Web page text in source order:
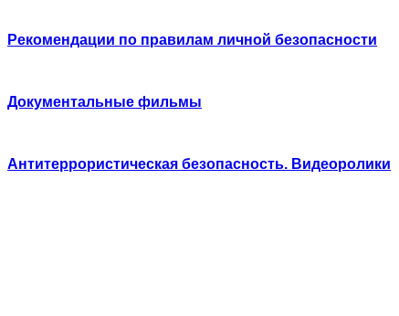
Рекомендации по правилам личной безопасности
Документальные фильмы
Антитеррористическая безопасность. Видеоролики